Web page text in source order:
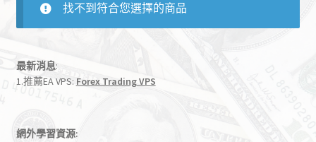
EA授權檔案
線上課程
找不到符合您選擇的商品
最新消息:
1.推薦EA VPS: Forex Trading VPS
網外學習資源: